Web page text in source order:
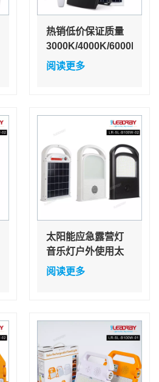
热销低价保证质量
3000K/4000K/6000K
廉价太阳能LED泛
阅读更多
太阳能应急露营灯
音乐灯户外使用太
阳能无线扬声器音
阅读更多